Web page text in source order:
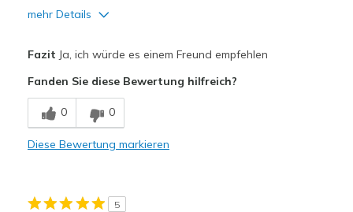
mehr Details
Breathe Well
Comfortable
Fazit Ja, ich würde es einem Freund empfehlen
Fanden Sie diese Bewertung hilfreich?
0 0
Diese Bewertung markieren
5